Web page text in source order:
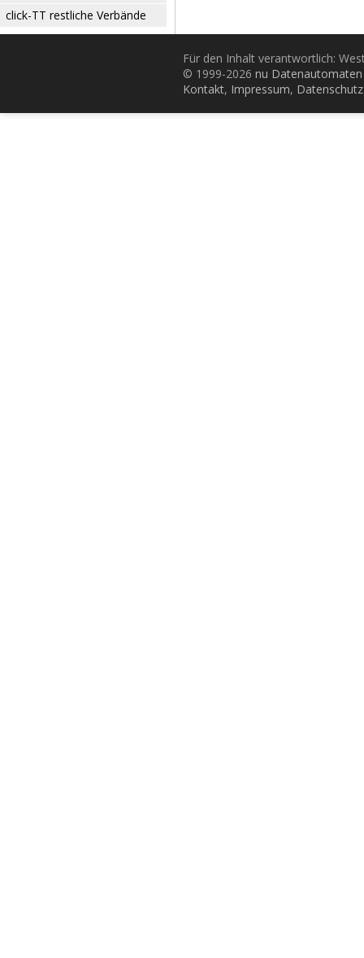
click-TT restliche Verbände
Für den Inhalt verantwortlich:
© 1999-2026 nu
Kontakt, Impressum, Datenschutz